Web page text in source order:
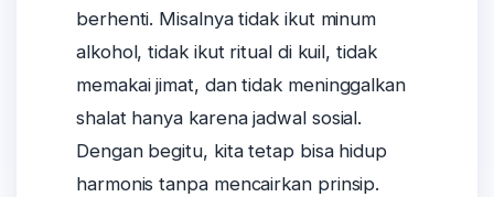
berhenti. Misalnya tidak ikut minum
alkohol, tidak ikut ritual di kuil, tidak
memakai jimat, dan tidak meninggalkan
shalat hanya karena jadwal sosial.
Dengan begitu, kita tetap bisa hidup
harmonis tanpa mencairkan prinsip.